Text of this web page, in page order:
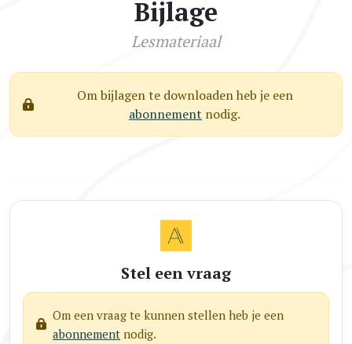
Bijlage
Lesmateriaal
Om bijlagen te downloaden heb je een
abonnement nodig.
Stel een vraag
Om een vraag te kunnen stellen heb je een
abonnement nodig.